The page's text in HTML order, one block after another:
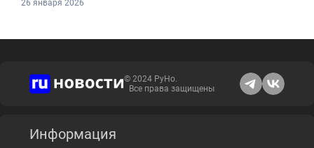
26 января 2026
© 2024 РуНо.
Все права защищены
Информация